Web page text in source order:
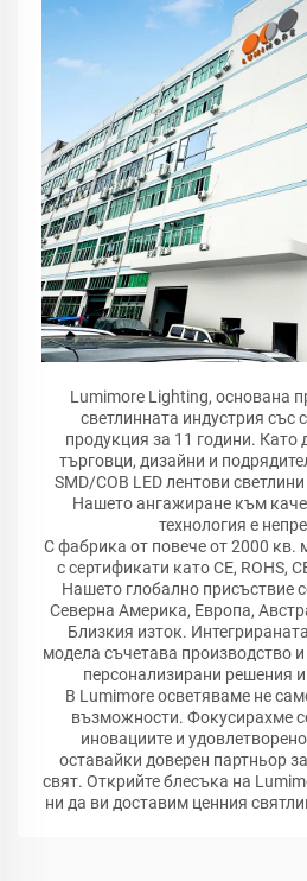
Lumimore Lighting, основана
светлинната индустрия със
продукция за 11 години. Като
търговци, дизайни и
SMD/COB LED лентови
Нашето ангажиране към
технология е
С фабрика от повече от 2000 кв.
с сертификати като CE, ROHS,
Нашето глобално присъствие
Северна Америка, Европа,
Близкия изток.
модела съчетава производство
персонализирани решения и
В Lumimore осветяваме не
възможности. Фокусирахме
иновациите и
оставайки доверен партньор
свят. Открийте блесъка на
ни да ви доставим ценния